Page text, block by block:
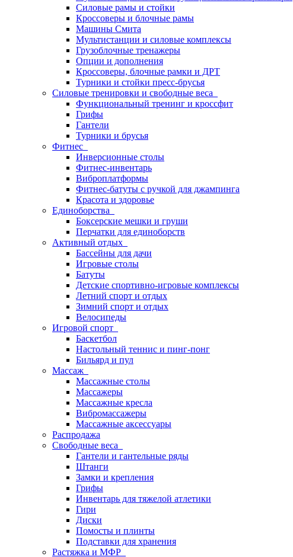
Силовые рамы и стойки
Кроссоверы и блочные рамы
Машины Смита
Мультистанции и силовые комплексы
Грузоблочные тренажеры
Опции и дополнения
Кроссоверы, блочные рамки и ДРТ
Турники и стойки пресс-брусья
Силовые тренировки и свободные веса
Функциональный тренинг и кроссфит
Грифы
Гантели
Турники и брусья
Фитнес
Инверсионные столы
Фитнес-инвентарь
Виброплатформы
Фитнес-батуты с ручкой для джампинга
Красота и здоровье
Единоборства
Боксерские мешки и груши
Перчатки для единоборств
Активный отдых
Бассейны для дачи
Игровые столы
Батуты
Детские спортивно-игровые комплексы
Летний спорт и отдых
Зимний спорт и отдых
Велосипеды
Игровой спорт
Баскетбол
Настольный теннис и пинг-понг
Бильярд и пул
Массаж
Массажные столы
Массажеры
Массажные кресла
Вибромассажеры
Массажные аксессуары
Распродажа
Свободные веса
Гантели и гантельные ряды
Штанги
Замки и крепления
Грифы
Инвентарь для тяжелой атлетики
Гири
Диски
Помосты и плинты
Подставки для хранения
Растяжка и МФР